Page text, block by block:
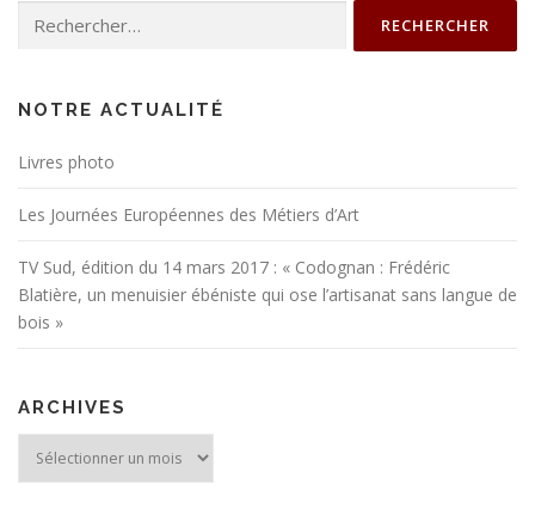
NOTRE ACTUALITÉ
Livres photo
Les Journées Européennes des Métiers d’Art
TV Sud, édition du 14 mars 2017 : « Codognan : Frédéric
Blatière, un menuisier ébéniste qui ose l’artisanat sans langue de
bois »
ARCHIVES